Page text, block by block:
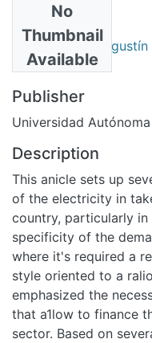
No
Thumbnail
Available
Authors
Sández Pérez, Agustín
Publisher
Universidad
Description
This anicle sets up
of the electricity in
country, particularly in
specificity of the
where it's required a
style oriented to a
emphasized the
that a1low to finance
sector. Based on